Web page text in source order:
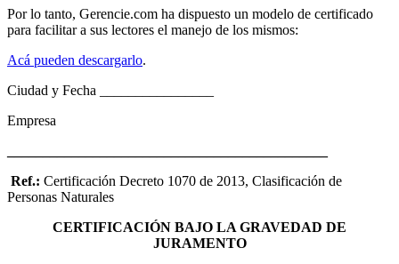
Por lo tanto, Gerencie.com ha dispuesto un modelo de certificado
para facilitar a sus lectores el manejo de los mismos:
Acá pueden descargarlo.
Ciudad y Fecha ________________
Empresa
Ref.: Certificación Decreto 1070 de 2013, Clasificación de
Personas Naturales
CERTIFICACIÓN BAJO LA GRAVEDAD DE
JURAMENTO